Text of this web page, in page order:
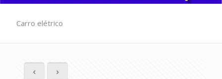
Carro elétrico